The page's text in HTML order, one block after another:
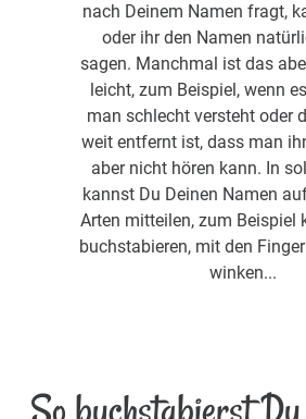
nach Deinem Namen fragt,
oder ihr den Namen
sagen. Manchmal ist das
leicht, zum Beispiel, wenn
man schlecht versteht oder
weit entfernt ist, dass man
aber nicht hören kann. In
kannst Du Deinen Namen
Arten mitteilen, zum Beispiel
buchstabieren, mit den
winken...